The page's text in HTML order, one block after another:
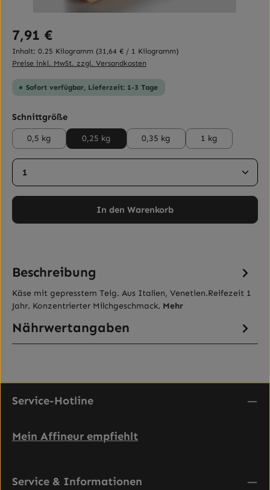
Regulärer Preis:
7,91 €
Inhalt: 0.25 Kilogramm (31,64 € / 1 Kilogramm)
Preise inkl. MwSt. zzgl. Versandkosten
Sofort verfügbar, Lieferzeit: 1-3 Tage
Schnittgrößeauswählen
0,5 kg 0,25 kg 0,35 kg 1 kg
Produkt Anzahl: Gib den gewünschten Wert ein
In den Warenkorb
Beschreibung
Käse mit gepresstem Teig. Aus Italien, Venetien.Reifezeit 1
Jahr. Konzentrierter Milchgeschmack. Mehr
Nährwertangaben
Service-Hotline
Mein Affineur empfiehlt
Service & Informationen